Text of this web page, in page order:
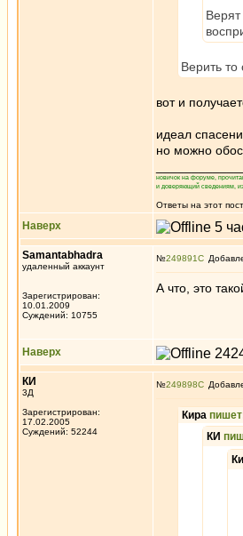
Верить
вот и
идеал
но можно
новичок на форуме,
и доверяющий сведениям,
Ответы на этот
Наверх
Samantabhadra
удаленный аккаунт
Зарегистрирован:
10.01.2009
Суждений: 10755
№249891
А что, это
Наверх
КИ
3Д
Зарегистрирован:
17.02.2005
Суждений: 52244
№249898
Кира пишет
КИ